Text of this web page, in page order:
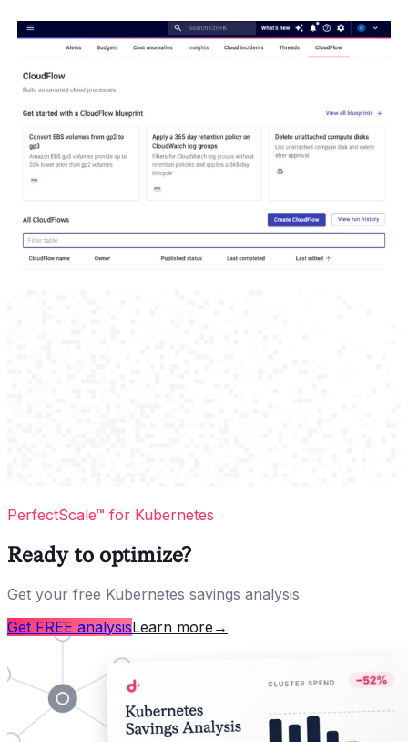
PerfectScale™ for Kubernetes
Ready to optimize?
Get your free Kubernetes savings analysis
Get FREE analysisLearn more →